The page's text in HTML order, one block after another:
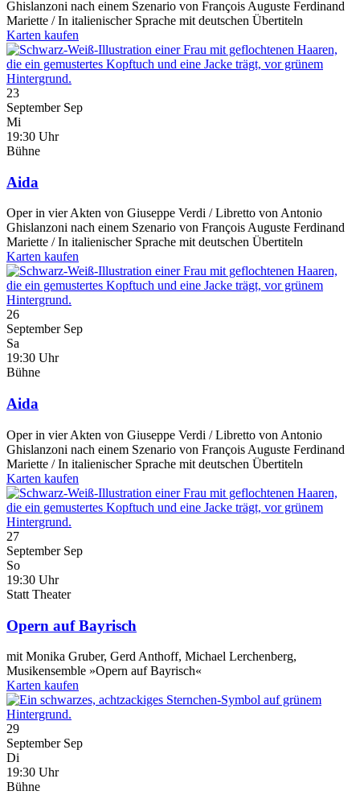
Ghislanzoni nach einem Szenario von François Auguste Ferdinand
Mariette / In italienischer Sprache mit deutschen Übertiteln
Karten kaufen
23
September Sep
Mi
19:30 Uhr
Bühne
Aida
Oper in vier Akten von Giuseppe Verdi / Libretto von Antonio
Ghislanzoni nach einem Szenario von François Auguste Ferdinand
Mariette / In italienischer Sprache mit deutschen Übertiteln
Karten kaufen
26
September Sep
Sa
19:30 Uhr
Bühne
Aida
Oper in vier Akten von Giuseppe Verdi / Libretto von Antonio
Ghislanzoni nach einem Szenario von François Auguste Ferdinand
Mariette / In italienischer Sprache mit deutschen Übertiteln
Karten kaufen
27
September Sep
So
19:30 Uhr
Statt Theater
Opern auf Bayrisch
mit Monika Gruber, Gerd Anthoff, Michael Lerchenberg,
Musikensemble »Opern auf Bayrisch«
Karten kaufen
29
September Sep
Di
19:30 Uhr
Bühne